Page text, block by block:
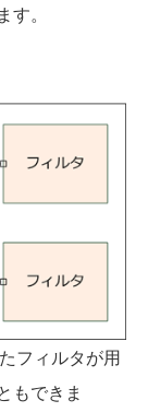
。
フィルタが用
もできま